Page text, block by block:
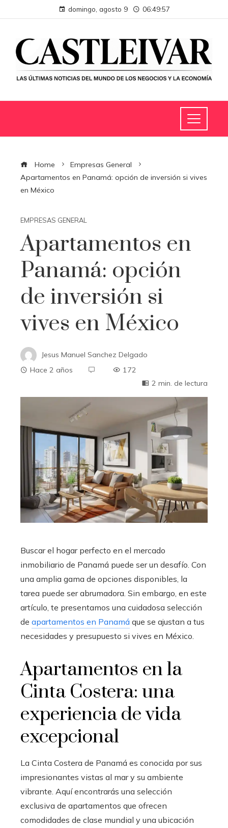
domingo, agosto 9 06:49:57
Home
Empresas General
Apartamentos en Panamá: opción de inversión si vives
en México
EMPRESAS GENERAL
Apartamentos en
Panamá: opción
de inversión si
vives en México
Jesus Manuel Sanchez Delgado
Hace 2 años
172
2 min. de lectura
Buscar el hogar perfecto en el mercado
inmobiliario de Panamá puede ser un desafío. Con
una amplia gama de opciones disponibles, la
tarea puede ser abrumadora. Sin embargo, en este
artículo, te presentamos una cuidadosa selección
de apartamentos en Panamá que se ajustan a tus
necesidades y presupuesto si vives en México.
Apartamentos en la
Cinta Costera: una
experiencia de vida
excepcional
La Cinta Costera de Panamá es conocida por sus
impresionantes vistas al mar y su ambiente
vibrante. Aquí encontrarás una selección
exclusiva de apartamentos que ofrecen
comodidades de clase mundial y una ubicación